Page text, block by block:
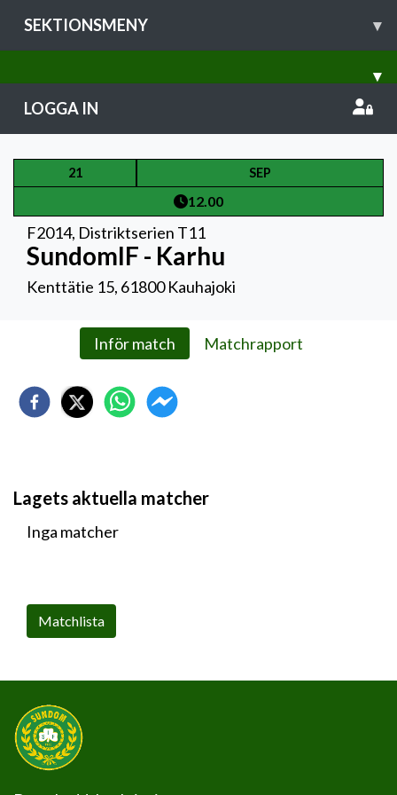
SEKTIONSMENY ▾
▾
LOGGA IN
21 SEP
12.00
F2014, Distriktserien T11
SundomIF - Karhu
Kenttätie 15, 61800 Kauhajoki
Inför match Matchrapport
Lagets aktuella matcher
Inga matcher
Matchlista